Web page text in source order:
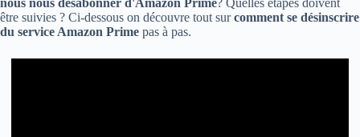
nous nous désabonner d'Amazon Prime? Quelles étapes doivent
être suivies ? Ci-dessous on découvre tout surcomment se désinscrire
du service Amazon Prime pas à pas.